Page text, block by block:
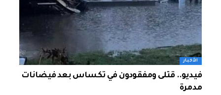
الأخبار
فيديو.. قتلى ومفقودون في تكساس بعد فيضانات
مدمرة